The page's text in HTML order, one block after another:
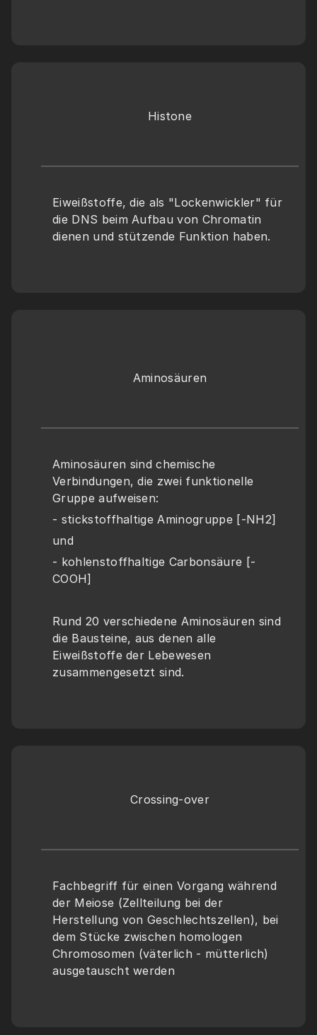
Histone
Eiweißstoffe, die als "Lockenwickler" für
die DNS beim Aufbau von Chromatin
dienen und stützende Funktion haben.
Aminosäuren
Aminosäuren sind chemische
Verbindungen, die zwei funktionelle
Gruppe aufweisen:
- stickstoffhaltige Aminogruppe [-NH2]
und
- kohlenstoffhaltige Carbonsäure [-
COOH]
Rund 20 verschiedene Aminosäuren sind
die Bausteine, aus denen alle
Eiweißstoffe der Lebewesen
zusammengesetzt sind.
Crossing-over
Fachbegriff für einen Vorgang während
der Meiose (Zellteilung bei der
Herstellung von Geschlechtszellen), bei
dem Stücke zwischen homologen
Chromosomen (väterlich - mütterlich)
ausgetauscht werden